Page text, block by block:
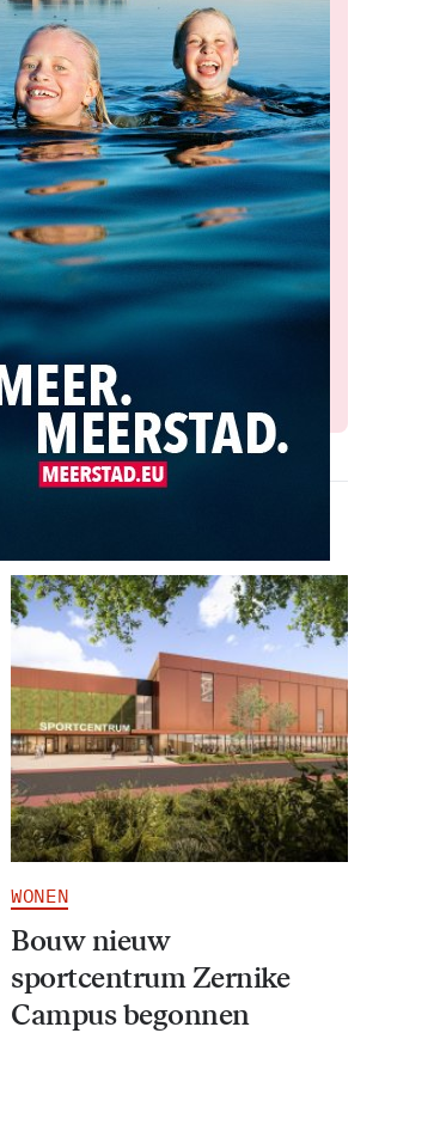
de
middag in je
Meld je aan
WONEN
Bouw nieuw
sportcentrum Zernike
Campus begonnen